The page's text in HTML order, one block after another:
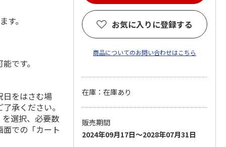
。
です。
をはさむ場
承ください。
選択、必要数
での「カート
お気に入りに登録する
商品についてのお問い合わせはこちら
在庫：在庫あり
販売期間
2024年09月17日～2028年07月31日